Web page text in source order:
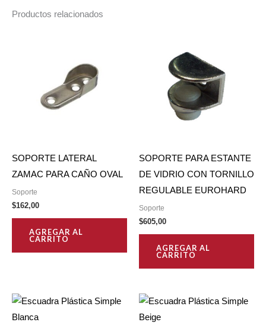
Productos relacionados
SOPORTE LATERAL
ZAMAC PARA CAÑO OVAL
Soporte
$162,00
AGREGAR AL
CARRITO
SOPORTE PARA ESTANTE
DE VIDRIO CON TORNILLO
REGULABLE EUROHARD
Soporte
$605,00
AGREGAR AL
CARRITO